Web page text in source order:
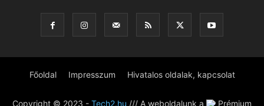
Főoldal Impresszum Hivatalos oldalak, kapcsolat
Copyright © 2023 - Tech2.hu /// A weboldalunk a Prémium